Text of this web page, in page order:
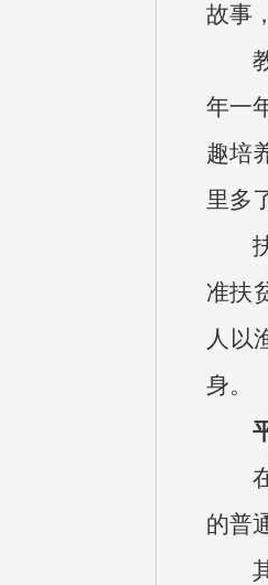
故事
年一
趣培
里多
准扶
人以
身。
的普